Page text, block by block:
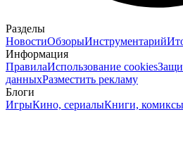
Разделы
НовостиОбзорыИнструментарий
Информация
ПравилаИспользование cookies
данныхРазместить рекламу
Блоги
ИгрыКино, сериалыКниги, комиксы